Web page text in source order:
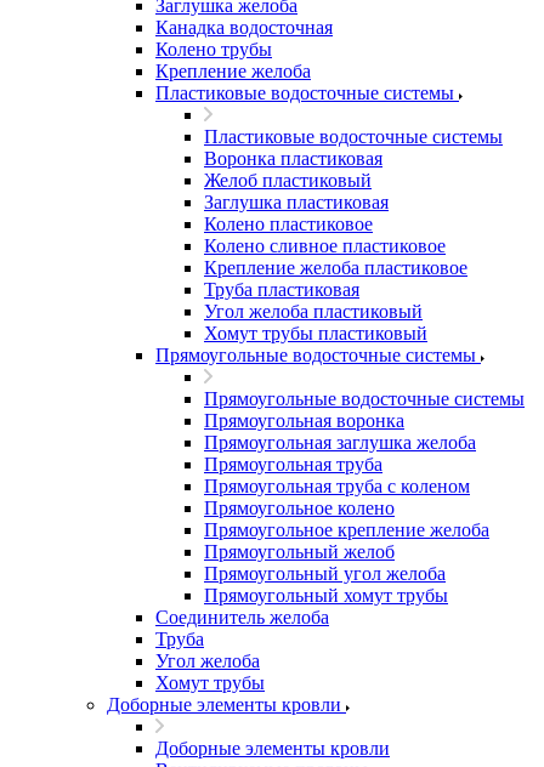
Заглушка желоба
Канадка водосточная
Колено трубы
Крепление желоба
Пластиковые водосточные системы
Пластиковые водосточные системы
Воронка пластиковая
Желоб пластиковый
Заглушка пластиковая
Колено пластиковое
Колено сливное пластиковое
Крепление желоба пластиковое
Труба пластиковая
Угол желоба пластиковый
Хомут трубы пластиковый
Прямоугольные водосточные системы
Прямоугольные водосточные системы
Прямоугольная воронка
Прямоугольная заглушка желоба
Прямоугольная труба
Прямоугольная труба c коленом
Прямоугольное колено
Прямоугольное крепление желоба
Прямоугольный желоб
Прямоугольный угол желоба
Прямоугольный хомут трубы
Соединитель желоба
Труба
Угол желоба
Хомут трубы
Доборные элементы кровли
Доборные элементы кровли